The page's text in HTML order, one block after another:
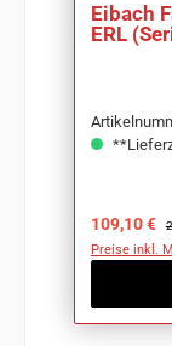
Eibach
ERL
109,10 €
Preise inkl.